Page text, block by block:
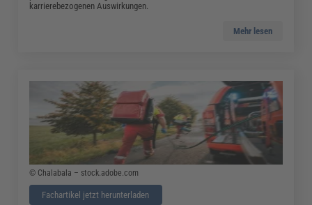
karrierebezogenen Auswirkungen.
Mehr lesen
© Chalabala – stock.adobe.com
Fachartikel jetzt herunterladen